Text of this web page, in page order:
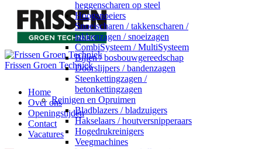
Frissen Groen Techniek
Home
Over ons
Openingstijden
Contact
Vacatures
heggenscharen op steel
Hoogsnoeiers
Snoeischaren / takkenscharen /
takkenzagen / snoeizagen
CombiSysteem / MultiSysteem
Bijlen / bosbouwgereedschap
Doorslijpers / bandenzagen
Steenkettingzagen /
betonkettingzagen
Reinigen en Opruimen
Bladblazers / bladzuigers
Hakselaars / houtversnipperaars
Hogedrukreinigers
Veegmachines